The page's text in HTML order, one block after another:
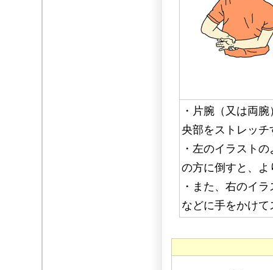
・片腕（又は両
央部をストレッ
・左のイラスト
の方に倒すと、
・また、右のイ
などに手をかけ